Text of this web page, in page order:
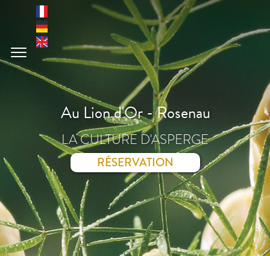
Au Lion d'Or - Rosenau
LA CULTURE D'ASPERGE
RÉSERVATION